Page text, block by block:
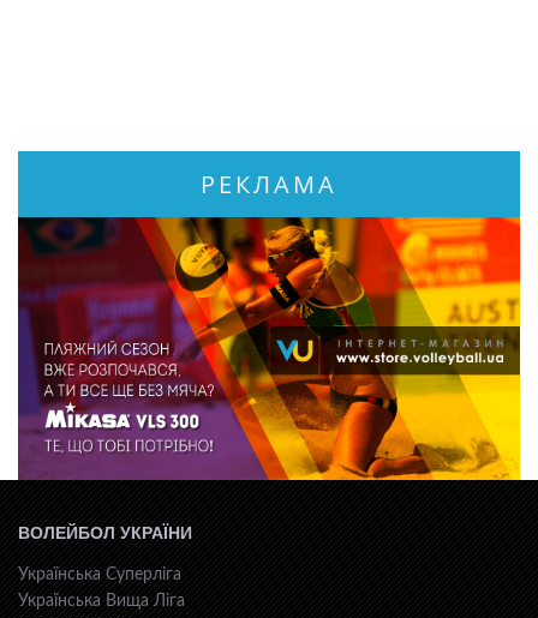
РЕКЛАМА
ВОЛЕЙБОЛ УКРАЇНИ
Українська Суперліга
Українська Вища Ліга